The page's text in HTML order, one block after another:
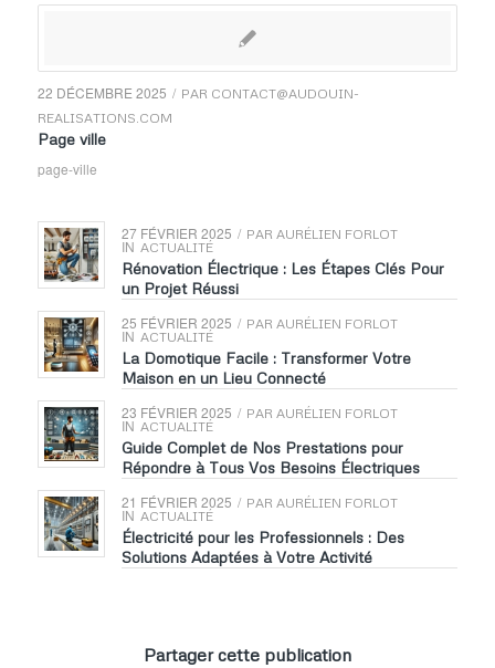
22 DÉCEMBRE 2025 / PAR CONTACT@AUDOUIN-
REALISATIONS.COM
Page ville
page-ville
27 FÉVRIER 2025 / PAR AURÉLIEN FORLOT
IN ACTUALITÉ
Rénovation Électrique : Les Étapes Clés Pour
un Projet Réussi
25 FÉVRIER 2025 / PAR AURÉLIEN FORLOT
IN ACTUALITÉ
La Domotique Facile : Transformer Votre
Maison en un Lieu Connecté
23 FÉVRIER 2025 / PAR AURÉLIEN FORLOT
IN ACTUALITÉ
Guide Complet de Nos Prestations pour
Répondre à Tous Vos Besoins Électriques
21 FÉVRIER 2025 / PAR AURÉLIEN FORLOT
IN ACTUALITÉ
Électricité pour les Professionnels : Des
Solutions Adaptées à Votre Activité
Partager cette publication